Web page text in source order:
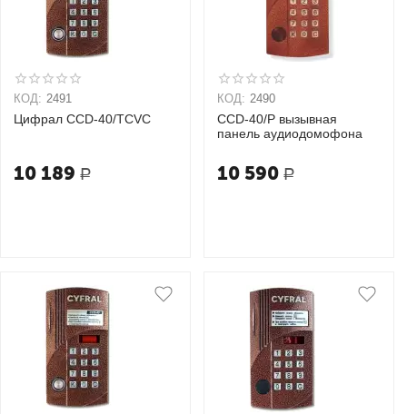
КОД: 2491
Цифрал CCD-40/TCVС
10 189 Р
КОД: 2490
CCD-40/Р вызывная
панель аудиодомофона
10 590 Р